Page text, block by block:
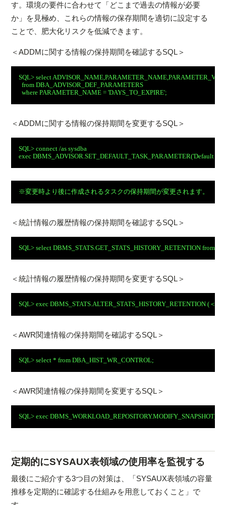
す。環境の要件に合わせて「どこまで過去の情報が必要
か」を見極め、これらの情報の保存期間を適切に設定する
ことで、肥大化リスクを低減できます。
＜ADDMに関する情報の保持期間を確認するSQL＞
SQL> select
  from DBA_ADVISOR_DEF_PARAMETERS
  where PARAMETER_NAME = 'DAYS_TO_EXPIRE';
＜ADDMに関する情報の保持期間を変更するSQL＞
SQL> connect /as sysdba
exec DBMS_ADVISOR.SET_DEFAULT_TASK_PARAMETER('Default
※変更時より後に作成されるタスクの保持期間が変更されます。
＜統計情報の履歴情報の保持期間を確認するSQL＞
SQL> select DBMS_STATS.GET_STATS_HISTORY_RETENTION from
＜統計情報の履歴情報の保持期間を変更するSQL＞
SQL> exec DBMS_STATS.ALTER_STATS_HISTORY_RETENTION (＜日
＜AWR関連情報の保持期間を確認するSQL＞
SQL> select * from DBA_HIST_WR_CONTROL;
＜AWR関連情報の保持期間を変更するSQL＞
SQL> exec
定期的にSYSAUX表領域の使用率を監視する
最後にご紹介する3つ目の対策は、「SYSAUX表領域の容量
推移を定期的に確認する仕組みを用意しておくこと」で